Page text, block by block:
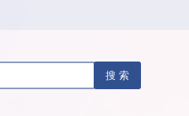
搜 索